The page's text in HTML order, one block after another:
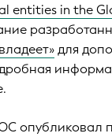
in the
для
опубликовал